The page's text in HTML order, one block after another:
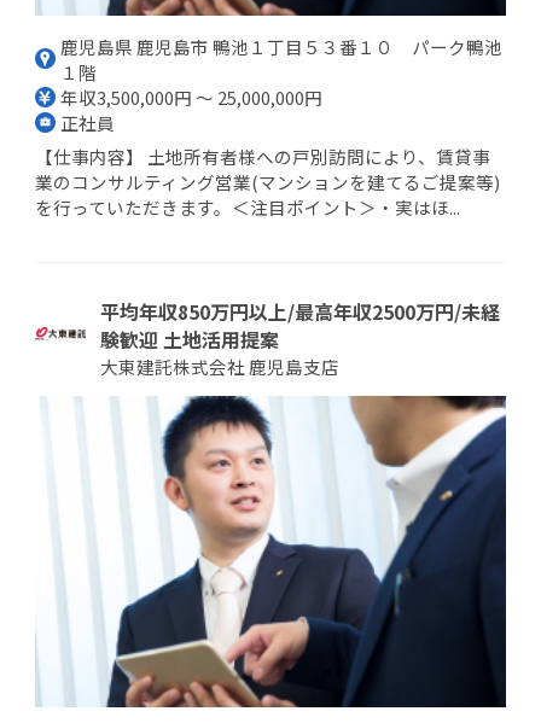
鹿児島県 鹿児島市 鴨池１丁目５３番１０ パーク鴨池
１階
年収3,500,000円 ～ 25,000,000円
正社員
【仕事内容】 土地所有者様への戸別訪問により、賃貸事
業のコンサルティング営業(マンションを建てるご提案等)
を行っていただきます。＜注目ポイント＞・実はほ...
平均年収850万円以上/最高年収2500万円/未経
験歓迎 土地活用提案
大東建託株式会社 鹿児島支店